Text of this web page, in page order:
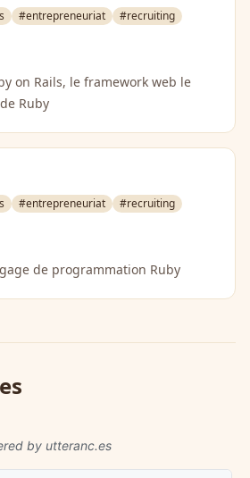
#entrepreneuriat
#recruiting
on Rails, le framework web le
Ruby
#entrepreneuriat
#recruiting
de programmation Ruby